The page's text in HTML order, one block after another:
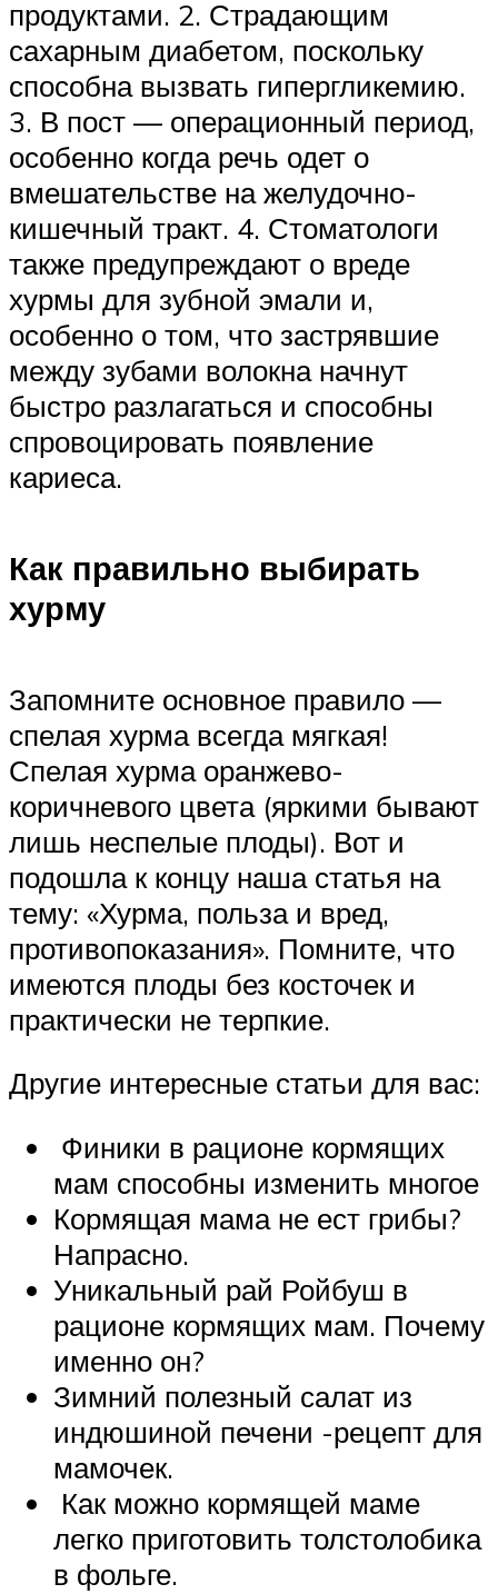
продуктами. 2. Страдающим
сахарным диабетом, поскольку
способна вызвать гипергликемию.
3. В пост — операционный период,
особенно когда речь одет о
вмешательстве на желудочно-
кишечный тракт. 4. Стоматологи
также предупреждают о вреде
хурмы для зубной эмали и,
особенно о том, что застрявшие
между зубами волокна начнут
быстро разлагаться и способны
спровоцировать появление
кариеса.
Как правильно выбирать
хурму
Запомните основное правило —
спелая хурма всегда мягкая!
Спелая хурма оранжево-
коричневого цвета (яркими бывают
лишь неспелые плоды). Вот и
подошла к концу наша статья на
тему: «Хурма, польза и вред,
противопоказания». Помните, что
имеются плоды без косточек и
практически не терпкие.
Другие интересные статьи для вас:
Финики в рационе кормящих
мам способны изменить многое
Кормящая мама не ест грибы?
Напрасно.
Уникальный рай Ройбуш в
рационе кормящих мам. Почему
именно он?
Зимний полезный салат из
индюшиной печени -рецепт для
мамочек.
Как можно кормящей маме
легко приготовить толстолобика
в фольге.